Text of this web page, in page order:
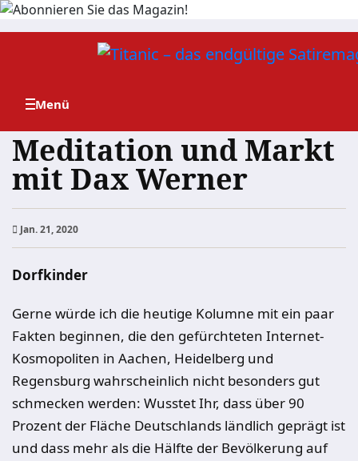
Zum
Meditation und Markt
mit Dax Werner
Jan. 21, 2020
Dorfkinder
Gerne würde ich die heutige Kolumne mit ein paar
Fakten beginnen, die den gefürchteten Internet-
Kosmopoliten in Aachen, Heidelberg und
Regensburg wahrscheinlich nicht besonders gut
schmecken werden: Wusstet Ihr, dass über 90
Prozent der Fläche Deutschlands ländlich geprägt ist
und dass mehr als die Hälfte der Bevölkerung auf